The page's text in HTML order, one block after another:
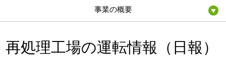
事業の概要
再処理工場の運転情報（日報）